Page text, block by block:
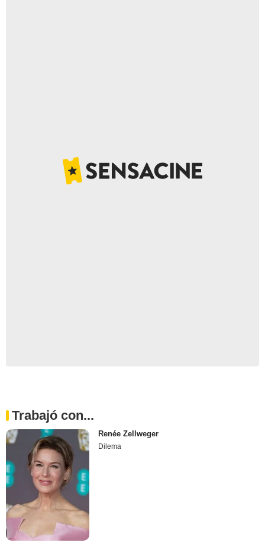
Trabajó con...
Renée Zellweger
Dilema